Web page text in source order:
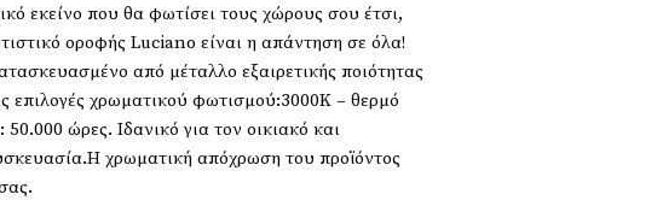
εκείνο που θα φωτίσει τους χώρους σου έτσι,
οροφής Luciano είναι η απάντηση σε όλα!
από μέταλλο εξαιρετικής ποιότητας
χρωματικού φωτισμού:3000K – θερμό
ώρες. Ιδανικό για τον οικιακό και
χρωματική απόχρωση του προϊόντος